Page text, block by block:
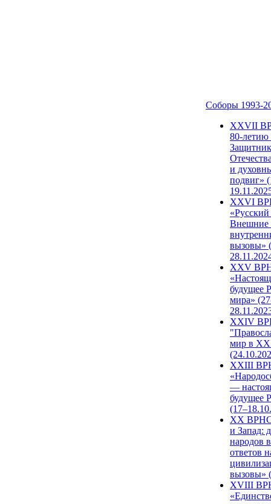
Соборы 1993-
ХХVII
80-
и
подвиг»
XXVI
Внешние
вызовы»
XXV
будущее
мира»
XXIV
мир в
XXIII
—
будущее
XX ВРНС
и Запад:
народов
ответов
вызовы»
XVIII